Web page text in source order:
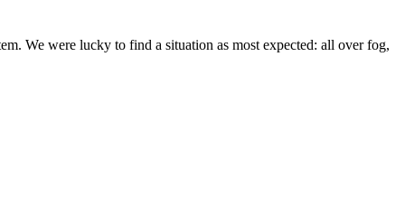
We were lucky to find a situation as most expected: all over fog,